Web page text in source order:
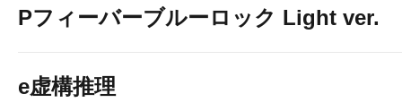
Pフィーバーブルーロック Light ver.
e虚構推理